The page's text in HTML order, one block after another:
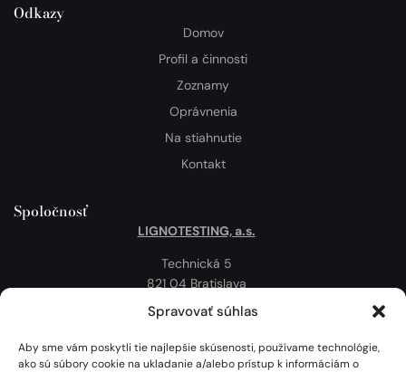
Spravovať súhlas
Aby sme vám poskytli tie najlepšie skúsenosti, používame technológie,
ako sú súbory cookie na ukladanie a/alebo prístup k informáciám o
Odkazy
Domov
Profil a činnosti
Zoznamy
Oprávnenia
Na stiahnutie
Kontakt
Spoločnosť
LIGNOTESTING, a.s.
Technická 5
821 04 Bratislava
Slovenská republika
Politika používania cookies